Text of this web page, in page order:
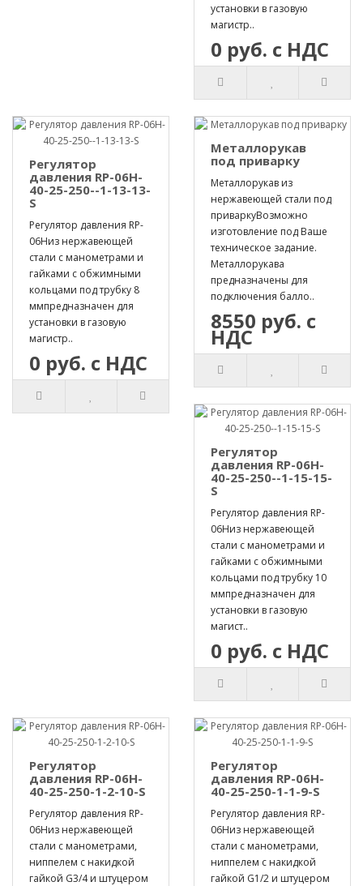
установки в газовую
магистр..
0 руб. с НДС
Регулятор
давления RP-06H-
40-25-250--1-13-13-
S
Регулятор давления RP-
06Hиз нержавеющей
стали с манометрами и
гайками с обжимными
кольцами под трубку 8
ммпредназначен для
установки в газовую
магистр..
0 руб. с НДС
Металлорукав
под приварку
Металлорукав из
нержавеющей стали под
приваркуВозможно
изготовление под Ваше
техническое задание.
Металлорукава
предназначены для
подключения балло..
8550 руб. с
НДС
Регулятор
давления RP-06H-
40-25-250--1-15-15-
S
Регулятор давления RP-
06Hиз нержавеющей
стали с манометрами и
гайками с обжимными
кольцами под трубку 10
ммпредназначен для
установки в газовую
магист..
0 руб. с НДС
Регулятор
давления RP-06H-
40-25-250-1-2-10-S
Регулятор давления RP-
06Hиз нержавеющей
стали с манометрами,
ниппелем с накидкой
гайкой G3/4 и штуцером
Регулятор
давления RP-06H-
40-25-250-1-1-9-S
Регулятор давления RP-
06Hиз нержавеющей
стали с манометрами,
ниппелем с накидкой
гайкой G1/2 и штуцером